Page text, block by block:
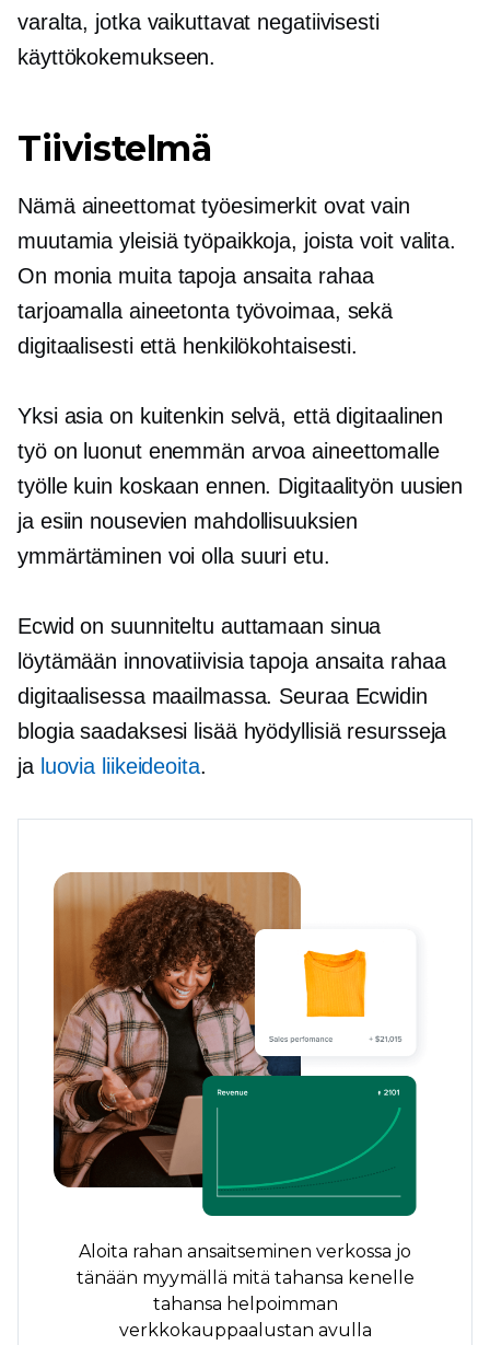
varalta, jotka vaikuttavat negatiivisesti
käyttökokemukseen.
Tiivistelmä
Nämä aineettomat työesimerkit ovat vain
muutamia yleisiä työpaikkoja, joista voit valita.
On monia muita tapoja ansaita rahaa
tarjoamalla aineetonta työvoimaa, sekä
digitaalisesti että henkilökohtaisesti.
Yksi asia on kuitenkin selvä, että digitaalinen
työ on luonut enemmän arvoa aineettomalle
työlle kuin koskaan ennen. Digitaalityön uusien
ja esiin nousevien mahdollisuuksien
ymmärtäminen voi olla suuri etu.
Ecwid on suunniteltu auttamaan sinua
löytämään innovatiivisia tapoja ansaita rahaa
digitaalisessa maailmassa. Seuraa Ecwidin
blogia saadaksesi lisää hyödyllisiä resursseja
ja luovia liikeideoita.
Aloita rahan ansaitseminen verkossa jo
tänään myymällä mitä tahansa kenelle
tahansa helpoimman
verkkokauppaalustan avulla